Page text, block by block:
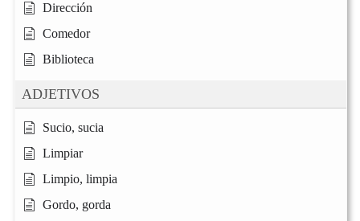
Dirección
Comedor
Biblioteca
ADJETIVOS
Sucio, sucia
Limpiar
Limpio, limpia
Gordo, gorda